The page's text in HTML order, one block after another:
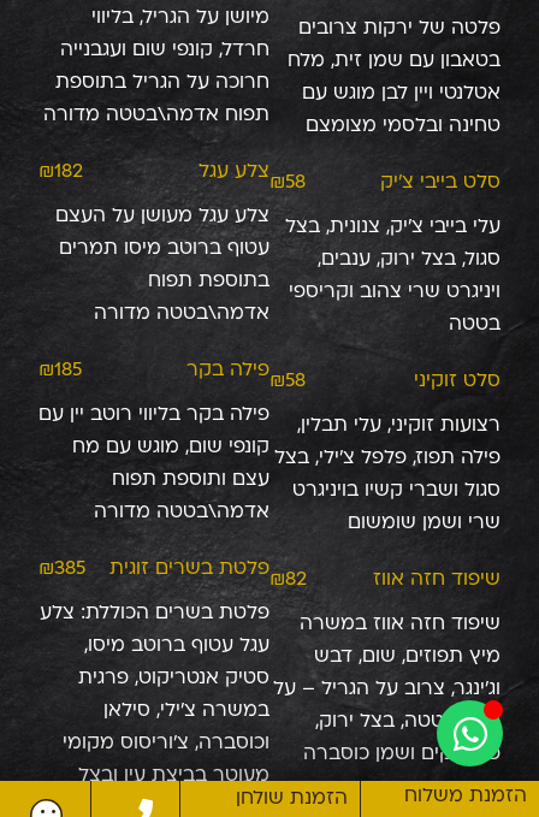
פלטה של ירקות צרובים
בטאבון עם שמן זית, מלח
אטלנטי ויין לבן מוגש עם
טחינה ובלסמי מצומצם
סלט בייבי צ'יק ₪58
עלי בייבי צ'יק, צנונית, בצל
סגול, בצל ירוק, ענבים,
ויניגרט שרי צהוב וקריספי
בטטה
סלט זוקיני ₪58
רצועות זוקיני, עלי תבלין,
פילה תפוז, פלפל צ’ילי, בצל
סגול ושברי קשיו בויניגרט
שרי ושמן שומשום
שיפוד חזה אווז ₪82
שיפוד חזה אווז במשרה
מיץ תפוזים, שום, דבש
וג’ינגר, צרוב על הגריל – על
קרם בטטה, בצל ירוק,
פיסטוקים ושמן כוסברה
מיושן על הגריל, בליווי
חרדל, קונפי שום ועגבנייה
חרוכה על הגריל בתוספת
תפוח אדמה\בטטה מדורה
צלע עגל ₪182
צלע עגל מעושן על העצם
עטוף ברוטב מיסו תמרים
בתוספת תפוח
אדמה\בטטה מדורה
פילה בקר ₪185
פילה בקר בליווי רוטב יין עם
קונפי שום, מוגש עם מח
עצם ותוספת תפוח
אדמה\בטטה מדורה
פלטת בשרים זוגית ₪385
פלטת בשרים הכוללת: צלע
עגל עטוף ברוטב מיסו,
סטיק אנטריקוט, פרגית
במשרה צ'ילי, סילאן
וכוסברה, צ'וריסוס מקומי
מעוטר בביצת עין ובצל
מקורמל, בתוספת תפוח
הזמנת משלוח הזמנת שולחן